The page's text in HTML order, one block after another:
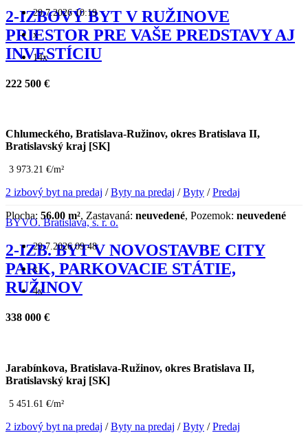
29.7.2026 10:19
x
14x
2-IZBOVÝ BYT V RUŽINOVE
PRIESTOR PRE VAŠE PREDSTAVY AJ
INVESTÍCIU
222 500 €
Chlumeckého, Bratislava-Ružinov, okres Bratislava II,
Bratislavský kraj [SK]
3 973.21 €/m²
2 izbový byt na predaj /Byty na predaj /Byty /Predaj
Plocha: 56.00 m², Zastavaná: neuvedené, Pozemok: neuvedené
BYVO. Bratislava, s. r. o.
29.7.2026 09:48
x
4x
2-IZB. BYT V NOVOSTAVBE CITY
PARK, PARKOVACIE STÁTIE,
RUŽINOV
338 000 €
Jarabínkova, Bratislava-Ružinov, okres Bratislava II,
Bratislavský kraj [SK]
5 451.61 €/m²
2 izbový byt na predaj /Byty na predaj /Byty /Predaj